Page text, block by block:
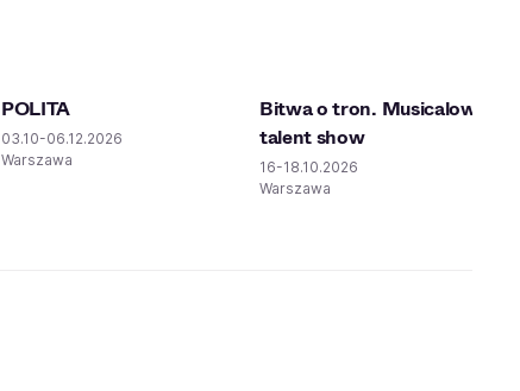
POLITA
03.10-06.12.2026
Warszawa
Bitwa o tron. Musicalowy
talent show
16-18.10.2026
Warszawa